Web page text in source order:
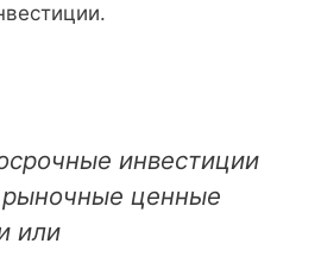
инвестиции
ценные
или